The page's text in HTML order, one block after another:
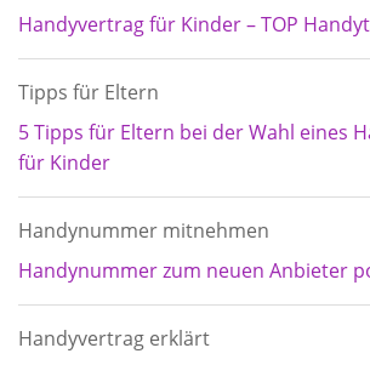
Handyvertrag für Kinder – TOP
Tipps für Eltern
5 Tipps für Eltern bei der Wahl eines
für Kinder
Handynummer mitnehmen
Handynummer zum neuen Anbieter
Handyvertrag erklärt